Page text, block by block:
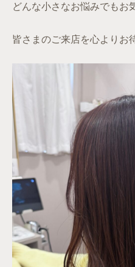
どんな小さなお悩みでもお
皆さまのご来店を心よりお